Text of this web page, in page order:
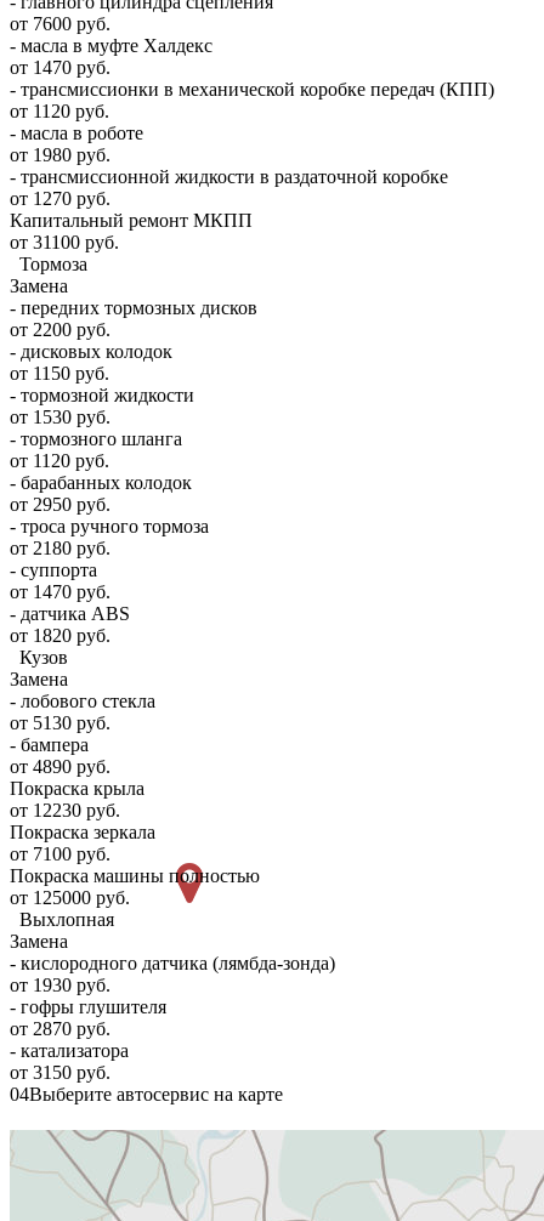
от 7600 руб.
- масла в муфте Халдекс
от 1470 руб.
- трансмиссионки в механической коробке передач (КПП)
от 1120 руб.
- масла в роботе
от 1980 руб.
- трансмиссионной жидкости в раздаточной коробке
от 1270 руб.
Капитальный ремонт МКПП
от 31100 руб.
Тормоза
Замена
- передних тормозных дисков
от 2200 руб.
- дисковых колодок
от 1150 руб.
- тормозной жидкости
от 1530 руб.
- тормозного шланга
от 1120 руб.
- барабанных колодок
от 2950 руб.
- троса ручного тормоза
от 2180 руб.
- суппорта
от 1470 руб.
- датчика ABS
от 1820 руб.
Кузов
Замена
- лобового стекла
от 5130 руб.
- бампера
от 4890 руб.
Покраска крыла
от 12230 руб.
Покраска зеркала
от 7100 руб.
Покраска машины полностью
от 125000 руб.
Выхлопная
Замена
- кислородного датчика (лямбда-зонда)
от 1930 руб.
- гофры глушителя
от 2870 руб.
- катализатора
от 3150 руб.
04Выберите автосервис на карте